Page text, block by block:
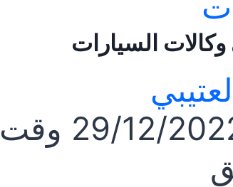
السيارات
29/12/ وقت